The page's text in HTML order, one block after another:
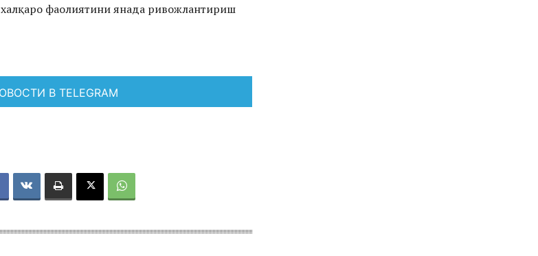
фаолиятини янада ривожлантириш
В TELEGRAM